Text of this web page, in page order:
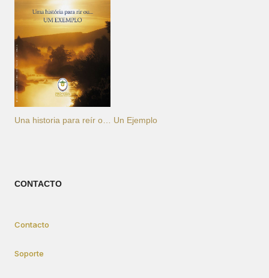
Una historia para reír o… Un Ejemplo
CONTACTO
Contacto
Soporte